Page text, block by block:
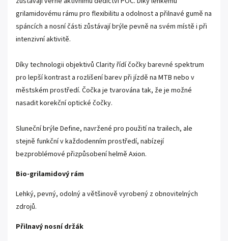
grilamidovému rámu pro flexibilitu a odolnost a přilnavé gumě na
spáncích a nosní části zůstávají brýle pevně na svém místě i při
intenzivní aktivitě.
Díky technologii objektivů Clarity řídí čočky barevné spektrum
pro lepší kontrast a rozlišení barev při jízdě na MTB nebo v
městském prostředí. Čočka je tvarována tak, že je možné
nasadit korekční optické čočky.
Sluneční brýle Define, navržené pro použití na trailech, ale
stejně funkční v každodenním prostředí, nabízejí
bezproblémové přizpůsobení helmě Axion.
Bio-grilamidový rám
Lehký, pevný, odolný a většinově vyrobený z obnovitelných
zdrojů.
Přilnavý nosní držák